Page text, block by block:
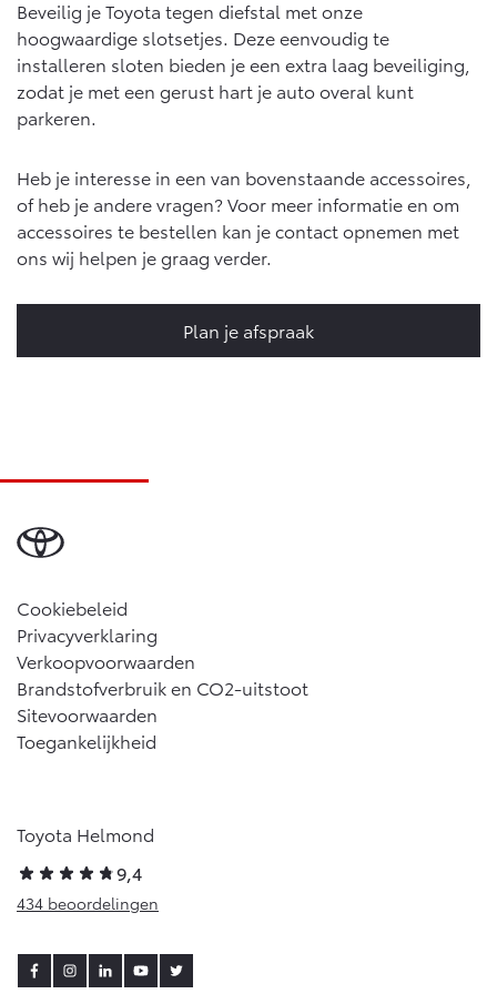
Vanaf € 46.301,- Vanaf € 56.570,-
Land Cruiser (excl. BTW)
Vanaf € 89.986,-
Beveilig je Toyota tegen diefstal met onze
hoogwaardige slotsetjes. Deze eenvoudig te
installeren sloten bieden je een extra laag beveiliging,
zodat je met een gerust hart je auto overal kunt
parkeren.
Heb je interesse in een van bovenstaande accessoires,
of heb je andere vragen? Voor meer informatie en om
accessoires te bestellen kan je contact opnemen met
ons wij helpen je graag verder.
Plan je afspraak
Cookiebeleid
Privacyverklaring
Verkoopvoorwaarden
Brandstofverbruik en CO2-uitstoot
Sitevoorwaarden
Toegankelijkheid
Toyota Helmond
9,4
434 beoordelingen